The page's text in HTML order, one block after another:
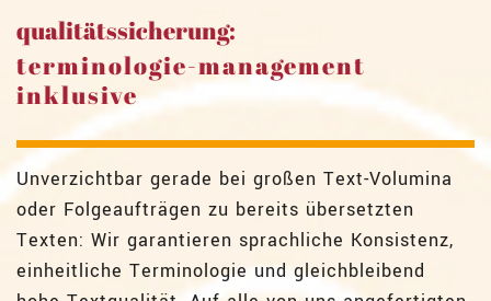
qualitätssicherung:
terminologie-management
inklusive
Unverzichtbar gerade bei großen Text-Volumina
oder Folgeaufträgen zu bereits übersetzten
Texten: Wir garantieren sprachliche Konsistenz,
einheitliche Terminologie und gleichbleibend